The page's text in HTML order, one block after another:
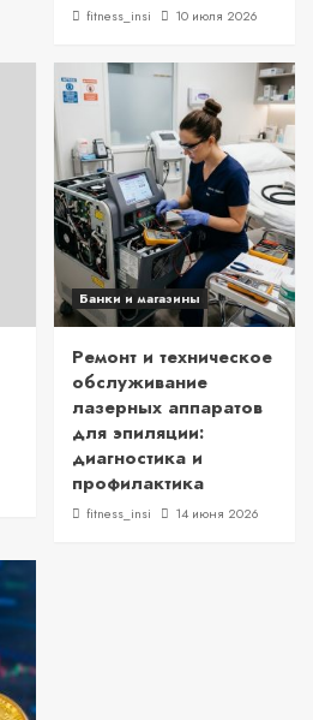
fitness_insi 10 июля 2026
Банки и магазины
Ремонт и техническое
обслуживание
лазерных аппаратов
для эпиляции:
диагностика и
профилактика
fitness_insi 14 июня 2026